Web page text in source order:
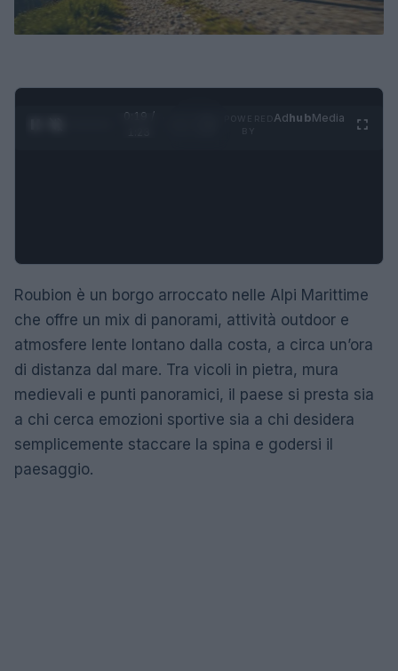
0:20 /
AdhubMedia
Roubion è un borgo arroccato nelle Alpi Marittime
che offre un mix di panorami, attività outdoor e
atmosfere lente lontano dalla costa, a circa un’ora
di distanza dal mare. Tra vicoli in pietra, mura
medievali e punti panoramici, il paese si presta sia
a chi cerca emozioni sportive sia a chi desidera
semplicemente staccare la spina e godersi il
paesaggio.